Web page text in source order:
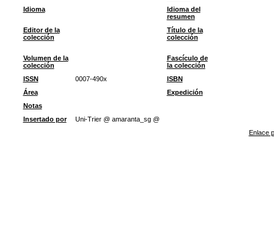
Idioma
Idioma del
resumen
Editor de la
colección
Título de la
colección
Volumen de la
colección
Fascículo de
la colección
ISSN
0007-490x
ISBN
Área
Expedición
Notas
Insertado por
Uni-Trier @ amaranta_sg @
Enlace